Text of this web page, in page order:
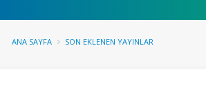
ANA SAYFA SON EKLENEN YAYINLAR